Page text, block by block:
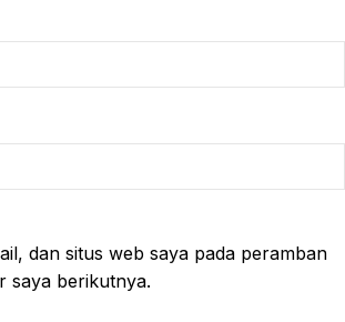
dan situs web saya pada peramban
saya berikutnya.